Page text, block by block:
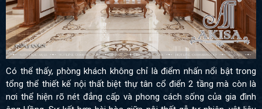
Có thể thấy, phòng khách không chỉ là điểm nhấn nổi bật trong
tổng thể thiết kế nội thất biệt thự tân cổ điển 2 tầng mà còn là
nơi thể hiện rõ nét đẳng cấp và phong cách sống của gia đình